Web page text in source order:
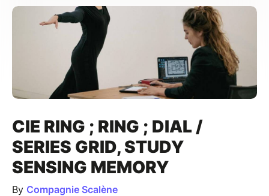
CIE RING ; RING ; DIAL /
SERIES GRID, STUDY
SENSING MEMORY
By Compagnie Scalène